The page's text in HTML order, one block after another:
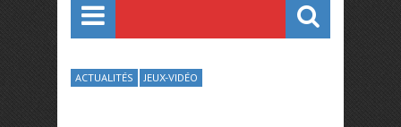
ACTUALITÉS JEUX-VIDÉO